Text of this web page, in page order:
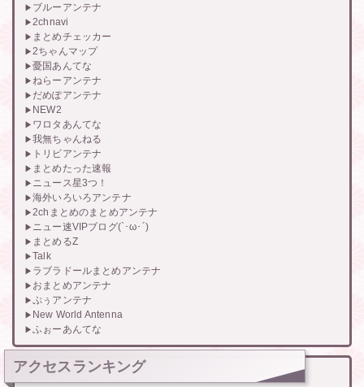
ブルーアンテナ
2chnavi
まとめチェッカー
2ちゃんマップ
憂国あんてな
ねらーアンテナ
だめぽアンテナ
NEW2
ワロタあんてな
我無ちゃんねる
トリビアンテナ
まとめたった速報
ニュース星3つ！
海外いろいろアンテナ
2chまとめのまとめアンテナ
ニュー速VIPブログ(`･ω･´)
まとめるZ
Talk
ラブラドールまとめアンテナ
おまとめアンテナ
ぷぅアンテナ
New World Antenna
ふぉーあんてな
アクセスランキング